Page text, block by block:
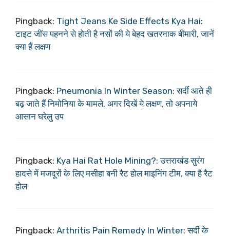
Pingback: Tight Jeans Ke Side Effects Kya Hai:
टाइट जींस पहनने से होती है नसों की ये बेहद खतरनाक बीमारी, जानें
क्या हैं लक्षण
Pingback: Pneumonia In Winter Season: सर्दी आते ही
बढ़ जाते हैं निमोनिया के मामले, अगर दिखें ये लक्षण, तो अपनाये
आसान घरेलु उप
Pingback: Kya Hai Rat Hole Mining?: उत्तराखंड सुरंग
हादसे में मजदूरों के लिए मसीहा बनी रैट होल माइनिंग टीम, क्या है रैट
होल
Pingback: Arthritis Pain Remedy In Winter: सर्दी के